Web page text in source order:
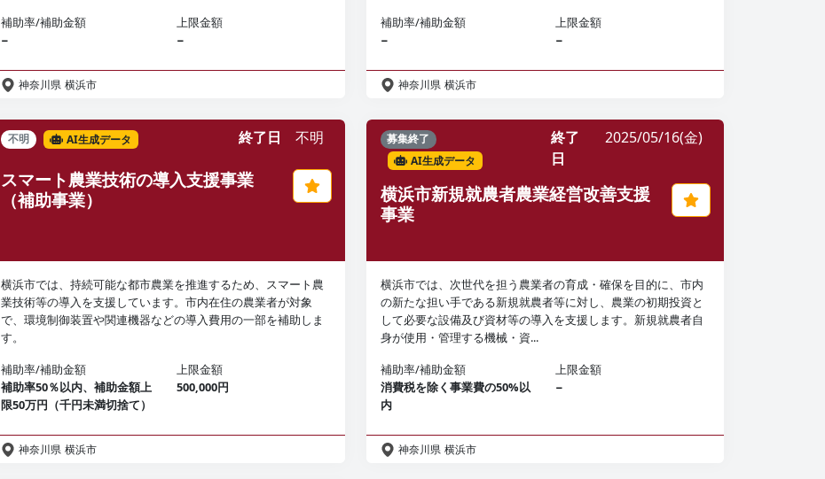
補助率/補助金額
−
上限金額
−
神奈川県 横浜市
補助率/補助金額
−
上限金額
−
神奈川県 横浜市
不明 AI生成データ 終了日 不明
スマート農業技術の導入支援事業
（補助事業）
横浜市では、持続可能な都市農業を推進するため、スマート農
業技術等の導入を支援しています。市内在住の農業者が対象
で、環境制御装置や関連機器などの導入費用の一部を補助しま
す。
補助率/補助金額
補助率50％以内、補助金額上
限50万円（千円未満切捨て）
上限金額
500,000円
神奈川県 横浜市
募集終了
AI生成データ
終了
日
2025/05/16(金)
横浜市新規就農者農業経営改善支援
事業
横浜市では、次世代を担う農業者の育成・確保を目的に、市内
の新たな担い手である新規就農者等に対し、農業の初期投資と
して必要な設備及び資材等の導入を支援します。新規就農者自
身が使用・管理する機械・資...
補助率/補助金額
消費税を除く事業費の50%以
内
上限金額
−
神奈川県 横浜市